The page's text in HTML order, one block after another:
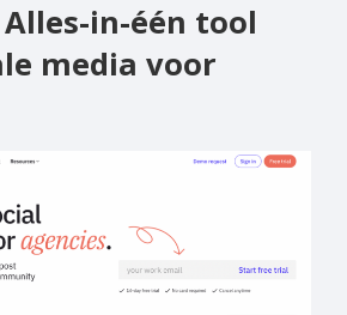
in-één tool
media voor